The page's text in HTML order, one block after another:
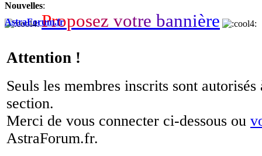
Nouvelles:
Proposez votre bannière
AstraForum.fr
Attention !
Seuls les membres inscrits sont autorisés
section.
Merci de vous connecter ci-dessous ou
AstraForum.fr.